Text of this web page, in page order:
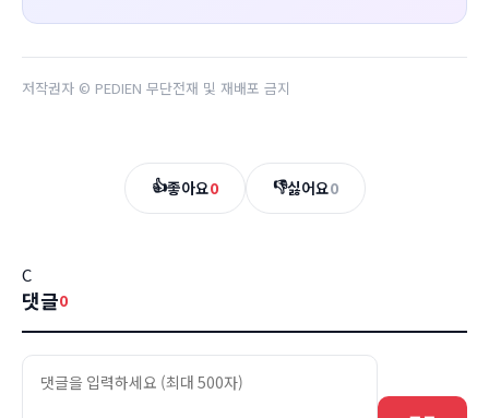
저작권자 © PEDIEN 무단전재 및 재배포 금지
👍좋아요0 👎싫어요0
C
댓글0